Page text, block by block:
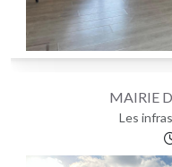
MAIRIE
Les